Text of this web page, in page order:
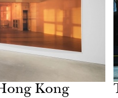
Kong